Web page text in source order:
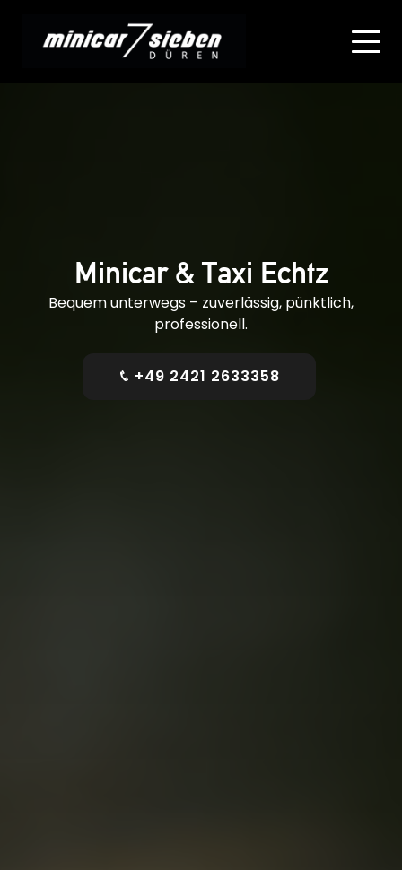
Minicar & Taxi Echtz
Bequem unterwegs – zuverlässig, pünktlich,
professionell.
+49 2421 2633358